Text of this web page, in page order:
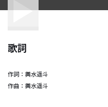
歌詞
作詞： 輿水遥斗
作曲： 輿水遥斗